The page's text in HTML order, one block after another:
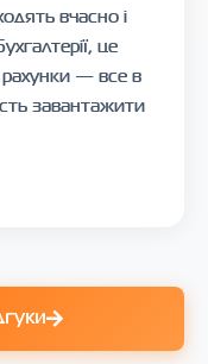
вчасно і
це
— все в
завантажити